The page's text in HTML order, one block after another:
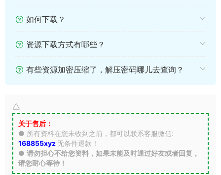
如何下载？
资源下载方式有哪些？
有些资源加密压缩了，解压密码哪儿去查询？
关于售后：
● 所有资料在您未收到之前，都可以联系客服微信:
168855xyz 无条件退款！
● 请勿担心不给您资料，如果未能及时通过好友或者回复，
请您耐心等待！